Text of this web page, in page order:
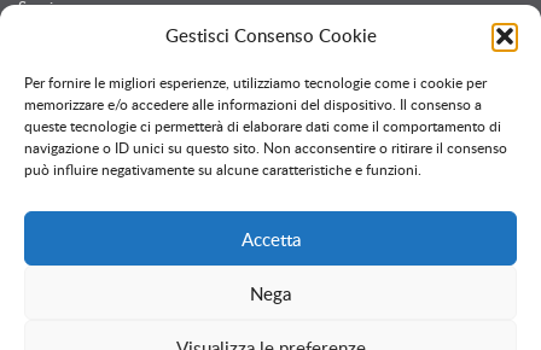
Gestisci Consenso Cookie
Per fornire le migliori esperienze, utilizziamo tecnologie come i cookie per
memorizzare e/o accedere alle informazioni del dispositivo. Il consenso a
queste tecnologie ci permetterà di elaborare dati come il comportamento di
navigazione o ID unici su questo sito. Non acconsentire o ritirare il consenso
può influire negativamente su alcune caratteristiche e funzioni.
Accetta
Nega
Services
Customers and Partners
Twitter feed
Follow @OssPavia